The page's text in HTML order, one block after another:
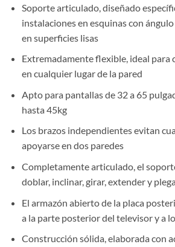
Soporte articulado, diseñado
instalaciones en esquinas con
en superficies lisas
Extremadamente flexible, ideal para
en cualquier lugar de la pared
Apto para pantallas de 32 a 65
hasta 45kg
Los brazos independientes evitan
apoyarse en dos paredes
Completamente articulado, el
doblar, inclinar, girar, extender y
El armazón abierto de la placa
a la parte posterior del televisor y a
Construcción sólida, elaborada con